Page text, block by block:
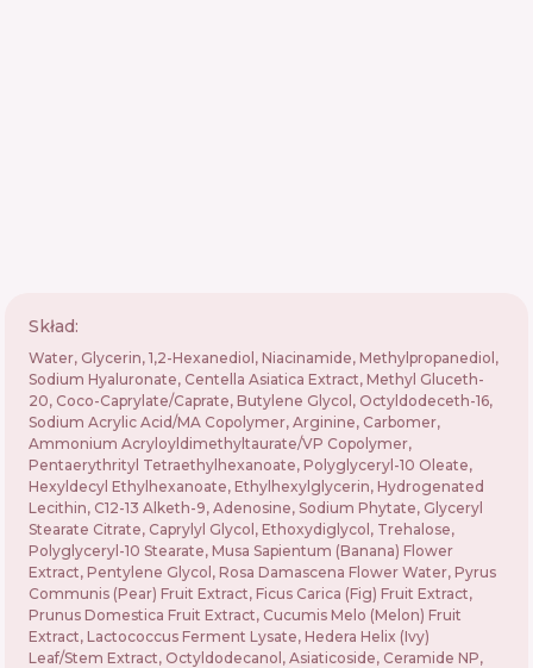
Skład:
Water, Glycerin, 1,2-Hexanediol, Niacinamide, Methylpropanediol,
Sodium Hyaluronate, Centella Asiatica Extract, Methyl Gluceth-
20, Coco-Caprylate/Caprate, Butylene Glycol, Octyldodeceth-16,
Sodium Acrylic Acid/MA Copolymer, Arginine, Carbomer,
Ammonium Acryloyldimethyltaurate/VP Copolymer,
Pentaerythrityl Tetraethylhexanoate, Polyglyceryl-10 Oleate,
Hexyldecyl Ethylhexanoate, Ethylhexylglycerin, Hydrogenated
Lecithin, C12-13 Alketh-9, Adenosine, Sodium Phytate, Glyceryl
Stearate Citrate, Caprylyl Glycol, Ethoxydiglycol, Trehalose,
Polyglyceryl-10 Stearate, Musa Sapientum (Banana) Flower
Extract, Pentylene Glycol, Rosa Damascena Flower Water, Pyrus
Communis (Pear) Fruit Extract, Ficus Carica (Fig) Fruit Extract,
Prunus Domestica Fruit Extract, Cucumis Melo (Melon) Fruit
Extract, Lactococcus Ferment Lysate, Hedera Helix (Ivy)
Leaf/Stem Extract, Octyldodecanol, Asiaticoside, Ceramide NP,